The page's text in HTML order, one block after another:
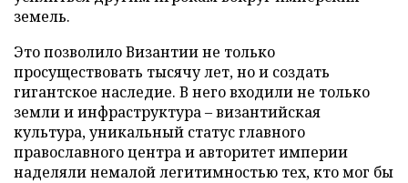
земель.
Это позволило Византии не только
просуществовать тысячу лет, но и создать
гигантское наследие. В него входили не только
земли и инфраструктура – византийская
культура, уникальный статус главного
православного центра и авторитет империи
наделяли немалой легитимностью тех, кто мог бы